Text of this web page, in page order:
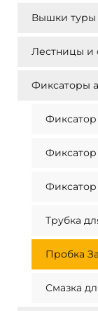
Вышки туры
Лестницы и
Фиксаторы
Фиксатор
Трубка
Пробка
Смазка